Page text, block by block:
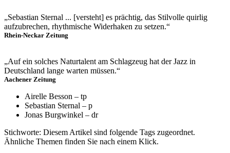
„Sebastian Sternal ... [versteht] es prächtig, das Stilvolle quirlig
aufzubrechen, rhythmische Widerhaken zu setzen.“
Rhein-Neckar Zeitung
„Auf ein solches Naturtalent am Schlagzeug hat der Jazz in
Deutschland lange warten müssen.“
Aachener Zeitung
Airelle Besson – tp
Sebastian Sternal – p
Jonas Burgwinkel – dr
Stichworte: Diesem Artikel sind folgende Tags zugeordnet.
Ähnliche Themen finden Sie nach einem Klick.